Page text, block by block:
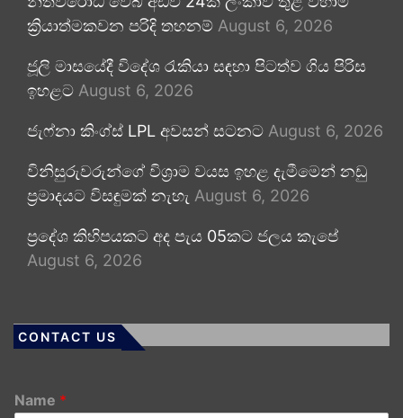
ක්‍රියාත්මකවන පරිදි තහනම් August 6, 2026
ජූලි මාසයේදී විදේශ රැකියා සඳහා පිටත්ව ගිය පිරිස
ඉහළට August 6, 2026
ජැෆ්නා කිංග්ස් LPL අවසන් සටනට August 6, 2026
විනිසුරුවරුන්ගේ විශ්‍රාම වයස ඉහළ දැමීමෙන් නඩු
ප්‍රමාදයට විසඳුමක් නැහැ August 6, 2026
ප්‍රදේශ කිහිපයකට අද පැය 05කට ජලය කැපේ
August 6, 2026
CONTACT US
Name *